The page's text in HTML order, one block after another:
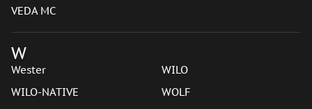
VEDA MC
W
Wester
WILO
WILO-NATIVE
WOLF